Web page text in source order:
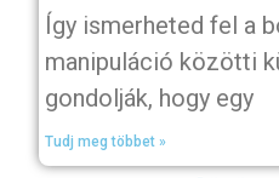
Így ismerheted fel a
manipuláció közötti
gondolják, hogy egy
Tudj meg többet »